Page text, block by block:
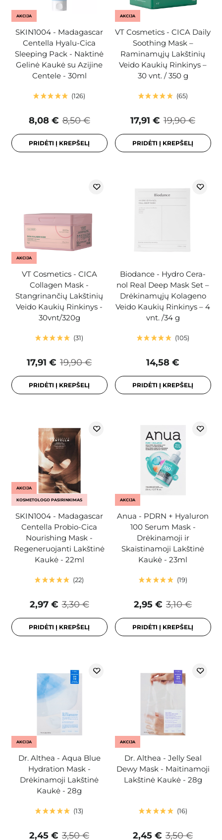
AKCIJA
SKIN1004 - Madagascar
Centella Hyalu-Cica
Sleeping Pack - Naktinė
Gelinė Kaukė su Azijine
Centele - 30ml
126
8,50 €
8,08 €
PRIDĖTI Į KREPŠELĮ
AKCIJA
VT Cosmetics - CICA Daily
Soothing Mask –
Raminamųjų Lakštinių
Veido Kaukių Rinkinys –
30 vnt. / 350 g
65
19,90 €
17,91 €
PRIDĖTI Į KREPŠELĮ
AKCIJA
VT Cosmetics - CICA
Collagen Mask -
Stangrinančių Lakštinių
Veido Kaukių Rinkinys -
30vnt/320g
31
19,90 €
17,91 €
PRIDĖTI Į KREPŠELĮ
Biodance - Hydro Cera-
nol Real Deep Mask Set –
Drėkinamųjų Kolageno
Veido Kaukių Rinkinys – 4
vnt. /34 g
105
14,58 €
PRIDĖTI Į KREPŠELĮ
AKCIJA
KOSMETOLOGO PASIRINKIMAS
SKIN1004 - Madagascar
Centella Probio-Cica
Nourishing Mask -
Regeneruojanti Lakštinė
Kaukė - 22ml
22
3,30 €
2,97 €
PRIDĖTI Į KREPŠELĮ
AKCIJA
Anua - PDRN + Hyaluron
100 Serum Mask -
Drėkinamoji ir
Skaistinamoji Lakštinė
Kaukė - 23ml
19
3,10 €
2,95 €
PRIDĖTI Į KREPŠELĮ
AKCIJA
Dr. Althea - Aqua Blue
Hydration Mask -
Drėkinamoji Lakštinė
Kaukė - 28g
13
3,50 €
2,45 €
AKCIJA
Dr. Althea - Jelly Seal
Dewy Mask - Maitinamoji
Lakštinė Kaukė - 28g
16
3,50 €
2,45 €